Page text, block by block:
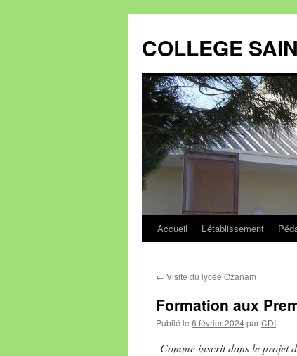
contenu
COLLEGE
Accueil L’établissement
← Visite du lycée Ozanam
Formation aux
Publié le 6 février 2024parCDI
Comme inscrit dans le projet